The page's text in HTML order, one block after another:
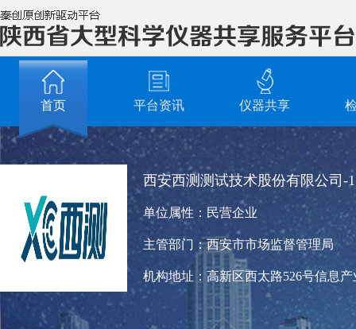
首页 平台资讯 仪器共享
西安西测测试技术股份有限公司-1
单位属性： 民营企业
主管部门：西安市市场监督管理局
机构地址： 高新区西太路526号信息